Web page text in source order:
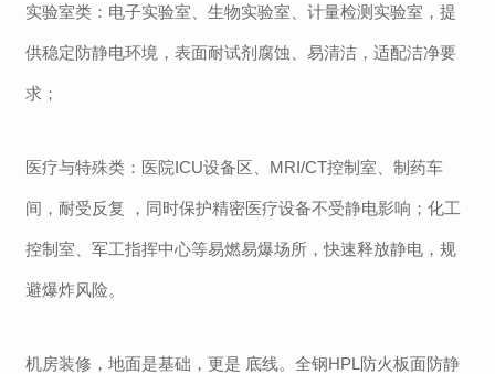
实验室类：电子实验室、生物实验室、计量检测实验室，提
供稳定防静电环境，表面耐试剂腐蚀、易清洁，适配洁净要
求；
医疗与特殊类：医院ICU设备区、MRI/CT控制室、制药车
间，耐受反复 ，同时保护精密医疗设备不受静电影响；化工
控制室、军工指挥中心等易燃易爆场所，快速释放静电，规
避爆炸风险。
机房装修，地面是基础，更是 底线。全钢HPL防火板面防静